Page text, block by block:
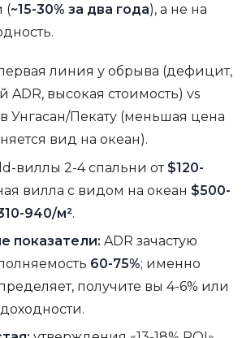
(~15-30% за два года), а не на
линия у обрыва (дефицит,
высокая стоимость) vs
Унгасан/Пекату (меньшая цена
вид на океан).
виллы 2-4 спальни от $120-
вилла с видом на океан $500-
940/м².
показатели: ADR зачастую
60-75%; именно
получите вы 4-6% или